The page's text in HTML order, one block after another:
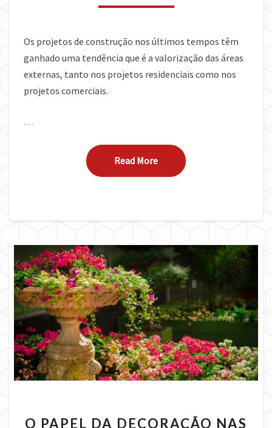
Os projetos de construção nos últimos tempos têm
ganhado uma tendência que é a valorização das áreas
externas, tanto nos projetos residenciais como nos
projetos comerciais.
…
Read MoreRead More
PAPEL
O PAPEL DA DECORAÇÃO NAS